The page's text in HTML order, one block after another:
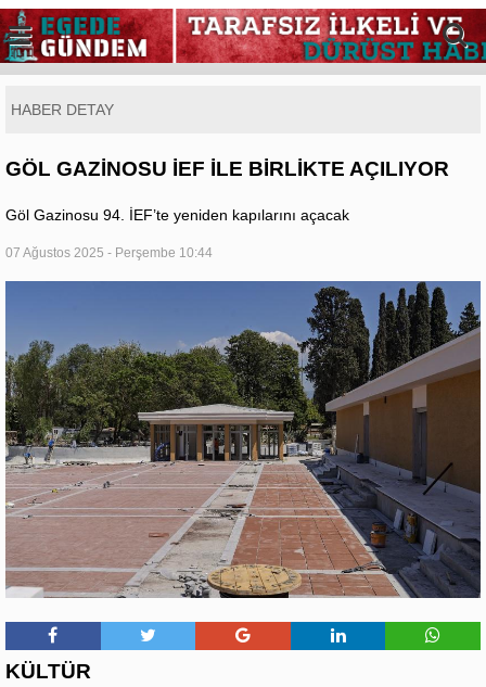
HABER DETAY
GÖL GAZİNOSU İEF İLE BİRLİKTE AÇILIYOR
Göl Gazinosu 94. İEF’te yeniden kapılarını açacak
07 Ağustos 2025 - Perşembe 10:44
KÜLTÜR